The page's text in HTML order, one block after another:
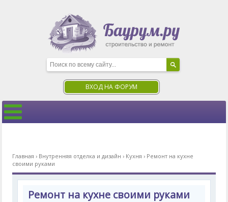
ВХОД НА ФОРУМ
Главная › Внутренняя отделка и дизайн › Кухня › Ремонт на кухне
своими руками
Ремонт на кухне своими руками